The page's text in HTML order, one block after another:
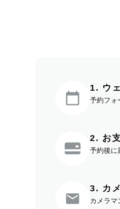
1. ウ
予約フォ
2. お
予約後に
3. カ
カメラマ